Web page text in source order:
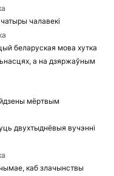
чалавекі
беларуская мова хутка
а на дзяржаўным
мёртвым
двухтыднёвыя вучэнні
каб злачынствы